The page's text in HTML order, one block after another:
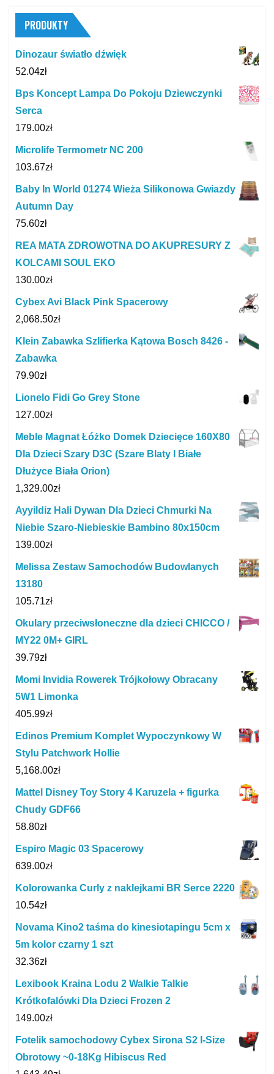
PRODUKTY
Dinozaur światło dźwięk
52.04zł
Bps Koncept Lampa Do Pokoju Dziewczynki
Serca
179.00zł
Microlife Termometr NC 200
103.67zł
Baby In World 01274 Wieża Silikonowa Gwiazdy
Autumn Day
75.60zł
REA MATA ZDROWOTNA DO AKUPRESURY Z
KOLCAMI SOUL EKO
130.00zł
Cybex Avi Black Pink Spacerowy
2,068.50zł
Klein Zabawka Szlifierka Kątowa Bosch 8426 -
Zabawka
79.90zł
Lionelo Fidi Go Grey Stone
127.00zł
Meble Magnat Łóżko Domek Dziecięce 160X80
Dla Dzieci Szary D3C (Szare Blaty I Białe
Dłużyce Biała Orion)
1,329.00zł
Ayyildiz Hali Dywan Dla Dzieci Chmurki Na
Niebie Szaro-Niebieskie Bambino 80x150cm
139.00zł
Melissa Zestaw Samochodów Budowlanych
13180
105.71zł
Okulary przeciwsłoneczne dla dzieci CHICCO /
MY22 0M+ GIRL
39.79zł
Momi Invidia Rowerek Trójkołowy Obracany
5W1 Limonka
405.99zł
Edinos Premium Komplet Wypoczynkowy W
Stylu Patchwork Hollie
5,168.00zł
Mattel Disney Toy Story 4 Karuzela + figurka
Chudy GDF66
58.80zł
Espiro Magic 03 Spacerowy
639.00zł
Kolorowanka Curly z naklejkami BR Serce 2220
10.54zł
Novama Kino2 taśma do kinesiotapingu 5cm x
5m kolor czarny 1 szt
32.36zł
Lexibook Kraina Lodu 2 Walkie Talkie
Krótkofalówki Dla Dzieci Frozen 2
149.00zł
Fotelik samochodowy Cybex Sirona S2 I-Size
Obrotowy ~0-18Kg Hibiscus Red